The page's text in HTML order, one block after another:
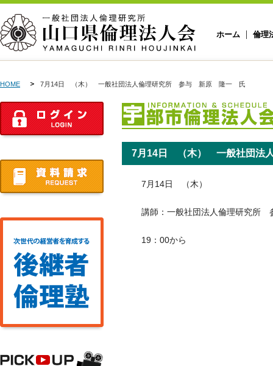
ホーム 倫理
HOME 7月14日 （木） 一般社団法人倫理研究所 参与 新原 隆一 氏
7月14日 （木） 一般社団
7月14日 （木）
講師：一般社団法人倫理研究
19：00から